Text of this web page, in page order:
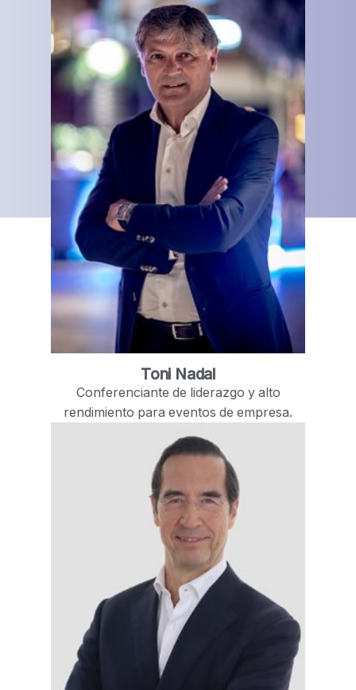
Toni Nadal
Conferenciante de liderazgo y alto
rendimiento para eventos de empresa.